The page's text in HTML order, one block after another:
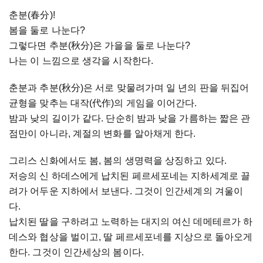
춘분(春分)!
봄을 둘로 나눈다?
그렇다면 추분(秋分)은 가을을 둘로 나눈다?
나는 이 느낌으로 생각을 시작한다.
춘분과 추분(秋分)은 서로 맞물려가며 일 년의 판을 뒤집어
균형을 맞추는 대작(代作)의 게임을 이어간다.
밤과 낮의 길이가 같다. 단순히 밤과 낮을 가름하는 짧은 관
점만이 아니라, 계절의 변화를 알아채게 한다.
그리스 신화에서도 봄, 봄의 생명력을 상징하고 있다.
저승의 신 하데스에게 납치된 페르세포네는 지하세계로 끌
려가 어두운 지하에서 보낸다. 그것이 인간세계의 겨울이
다.
납치된 딸을 구하려고 노력하는 대지의 여신 데메테르가 하
데스와 협상을 벌이고, 딸 페르세포네를 지상으로 돌아오게
한다. 그것이 인간세상의 봄이다.